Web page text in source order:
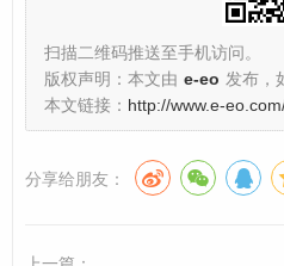
所有数字资产的列表，包括币
等，这就是您钱包的核心视图。
核心功能：在钱包里
欧易钱包不仅仅是一个简单的
扫描二维码推送至手机访问。
版权声明：本文由 e-eo 发布，
本文链接： http://www.e-
分享给朋友：